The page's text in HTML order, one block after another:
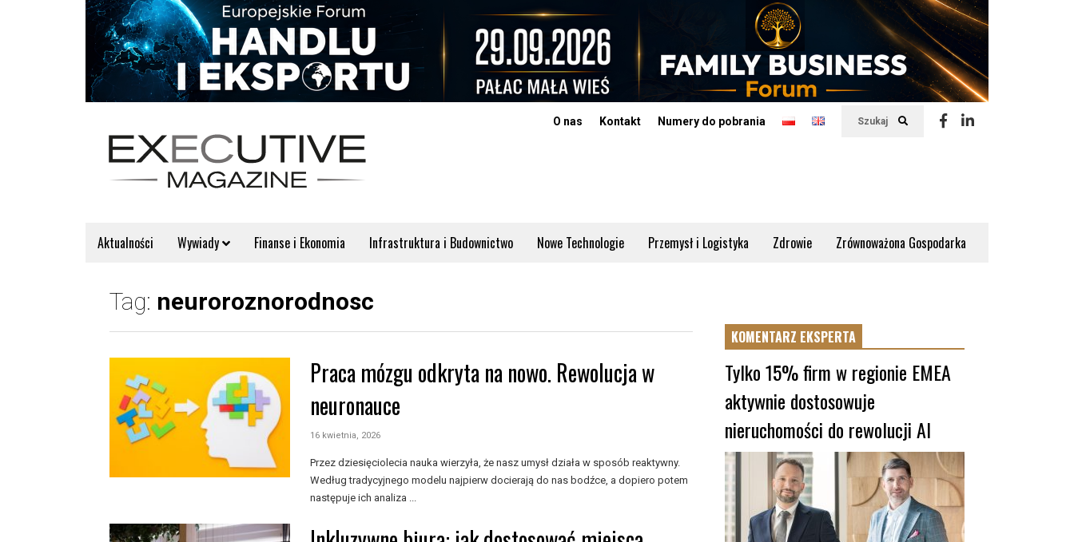
Szukaj
O nas Kontakt Numery do pobrania
Aktualności Wywiady Finanse i Ekonomia Infrastruktura i Budownictwo Nowe Technologie Przemysł i Logistyka Zdrowie Zrównoważona Gospodarka
Tag: neuroroznorodnosc
Praca mózgu odkryta na nowo. Rewolucja w
neuronauce
16 kwietnia, 2026
Przez dziesięciolecia nauka wierzyła, że nasz umysł działa w sposób reaktywny.
Według tradycyjnego modelu najpierw docierają do nas bodźce, a dopiero potem
następuje ich analiza ...
KOMENTARZ EKSPERTA
Tylko 15% firm w regionie EMEA
aktywnie dostosowuje
nieruchomości do rewolucji AI